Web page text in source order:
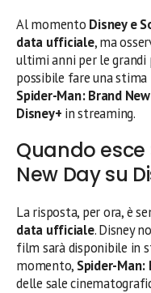
Al momento Disney e
data ufficiale, ma
ultimi anni per le grandi
possibile fare una
Spider-Man: Brand
Disney+ in streaming.
Quando
New Day su
La risposta, per ora, è
data ufficiale. Disney
film sarà disponibile in
momento, Spider-Man:
delle sale